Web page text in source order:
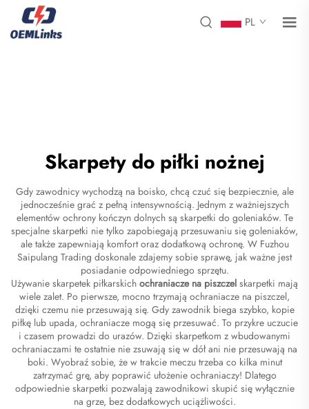
PL
Skarpety do piłki nożnej
Gdy zawodnicy wychodzą na boisko, chcą czuć się bezpiecznie, ale
jednocześnie grać z pełną intensywnością. Jednym z ważniejszych
elementów ochrony kończyn dolnych są skarpetki do goleniaków. Te
specjalne skarpetki nie tylko zapobiegają przesuwaniu się goleniaków,
ale także zapewniają komfort oraz dodatkową ochronę. W Fuzhou
Saipulang Trading doskonale zdajemy sobie sprawę, jak ważne jest
posiadanie odpowiedniego sprzętu.
Używanie skarpetek piłkarskich ochraniacze na piszczel skarpetki mają
wiele zalet. Po pierwsze, mocno trzymają ochraniacze na piszczel,
dzięki czemu nie przesuwają się. Gdy zawodnik biega szybko, kopie
piłkę lub upada, ochraniacze mogą się przesuwać. To przykre uczucie
i czasem prowadzi do urazów. Dzięki skarpetkom z wbudowanymi
ochraniaczami te ostatnie nie zsuwają się w dół ani nie przesuwają na
boki. Wyobraź sobie, że w trakcie meczu trzeba co kilka minut
zatrzymać grę, aby poprawić ułożenie ochraniaczy! Dlatego
odpowiednie skarpetki pozwalają zawodnikowi skupić się wyłącznie
na grze, bez dodatkowych uciążliwości.